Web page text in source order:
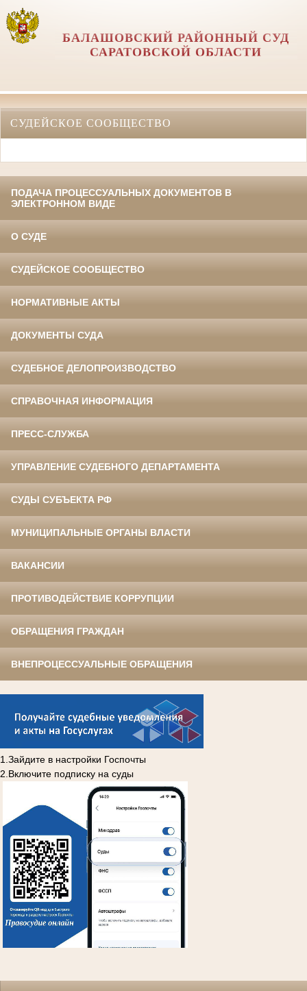
БАЛАШОВСКИЙ РАЙОННЫЙ СУД
САРАТОВСКОЙ ОБЛАСТИ
СУДЕЙСКОЕ СООБЩЕСТВО
ПОДАЧА ПРОЦЕССУАЛЬНЫХ ДОКУМЕНТОВ В
ЭЛЕКТРОННОМ ВИДЕ
О СУДЕ
СУДЕЙСКОЕ СООБЩЕСТВО
НОРМАТИВНЫЕ АКТЫ
ДОКУМЕНТЫ СУДА
СУДЕБНОЕ ДЕЛОПРОИЗВОДСТВО
СПРАВОЧНАЯ ИНФОРМАЦИЯ
ПРЕСС-СЛУЖБА
УПРАВЛЕНИЕ СУДЕБНОГО ДЕПАРТАМЕНТА
СУДЫ СУБЪЕКТА РФ
МУНИЦИПАЛЬНЫЕ ОРГАНЫ ВЛАСТИ
ВАКАНСИИ
ПРОТИВОДЕЙСТВИЕ КОРРУПЦИИ
ОБРАЩЕНИЯ ГРАЖДАН
ВНЕПРОЦЕССУАЛЬНЫЕ ОБРАЩЕНИЯ
1.Зайдите в настройки Госпочты
2.Включите подписку на суды